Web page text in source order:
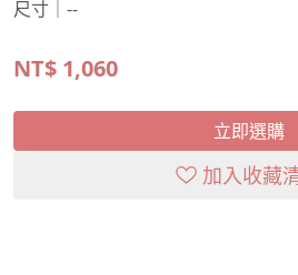
尺寸｜--
NT$ 1,060
立即選購
加入收藏